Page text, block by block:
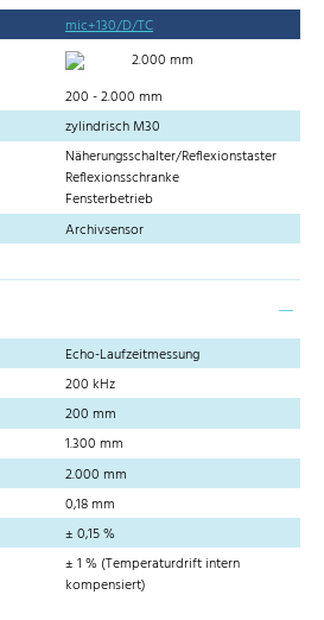
mic+130/D/TC
2.000 mm
200 - 2.000 mm
zylindrisch M30
Näherungsschalter/Reflexionstaster
Reflexionsschranke
Fensterbetrieb
Archivsensor
Echo-Laufzeitmessung
200 kHz
200 mm
1.300 mm
2.000 mm
0,18 mm
± 0,15 %
± 1 % (Temperaturdrift intern
kompensiert)